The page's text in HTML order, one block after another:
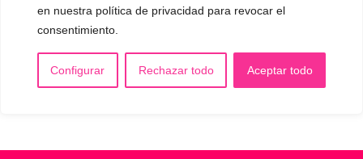
en nuestra política de privacidad para revocar el
consentimiento.
Configurar Rechazar todo Aceptar todo
✅ Pide tu CITA ONLINE
WhatsApp :+34 625 14 46 47
Email : contacto@femivoz.es